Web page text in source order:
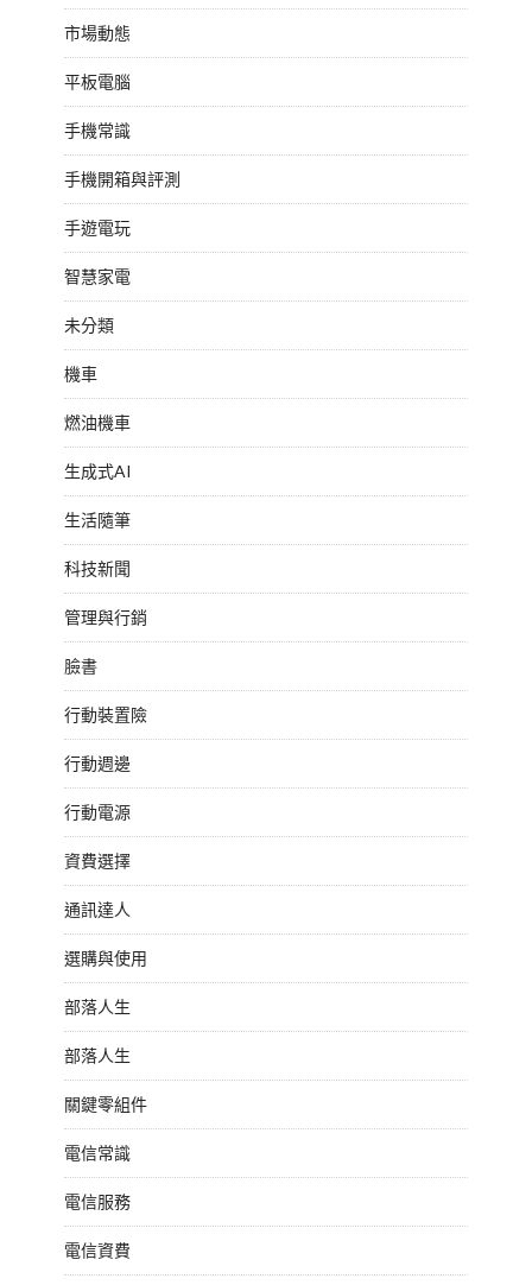
市場動態
平板電腦
手機常識
手機開箱與評測
手遊電玩
智慧家電
未分類
機車
燃油機車
生成式AI
生活隨筆
科技新聞
管理與行銷
臉書
行動裝置險
行動週邊
行動電源
資費選擇
通訊達人
選購與使用
部落人生
部落人生
關鍵零組件
電信常識
電信服務
電信資費